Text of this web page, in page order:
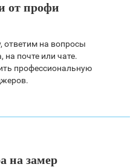
от профи
ответим на вопросы
на почте или чате.
профессиональную
на замер